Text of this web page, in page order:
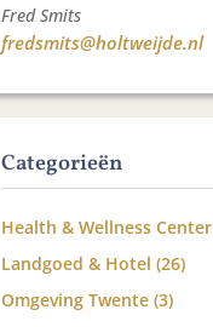
Fred Smits
fredsmits@holtweijde.nl
Categorieën
Health & Wellness Center
Landgoed & Hotel (26)
Omgeving Twente (3)